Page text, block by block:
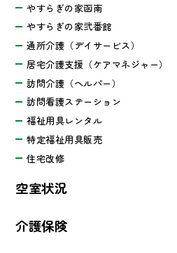
やすらぎの家函南
やすらぎの家弐番館
通所介護（デイサービス）
居宅介護支援（ケアマネジャー）
訪問介護（ヘルパー）
訪問看護ステーション
福祉用具レンタル
特定福祉用具販売
住宅改修
空室状況
介護保険